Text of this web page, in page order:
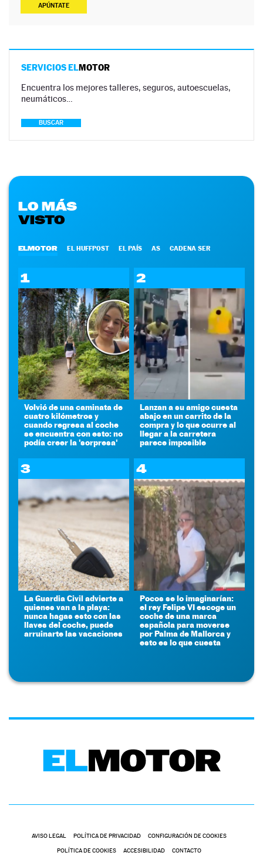
APÚNTATE
SERVICIOS ELMOTOR
Encuentra los mejores talleres, seguros, autoescuelas,
neumáticos…
BUSCAR
LO MÁS
VISTO
ELMOTOR EL HUFFPOST EL PAÍS AS CADENA SER
1
Volvió de una caminata de
cuatro kilómetros y
cuando regresa al coche
se encuentra con esto: no
podía creer la 'sorpresa'
2
Lanzan a su amigo cuesta
abajo en un carrito de la
compra y lo que ocurre al
llegar a la carretera
parece imposible
3
La Guardia Civil advierte a
quienes van a la playa:
nunca hagas esto con las
llaves del coche, puede
arruinarte las vacaciones
4
Pocos se lo imaginarían:
el rey Felipe VI escoge un
coche de una marca
española para moverse
por Palma de Mallorca y
esto es lo que cuesta
AVISO LEGAL POLÍTICA DE PRIVACIDAD CONFIGURACIÓN DE COOKIES
POLÍTICA DE COOKIES ACCESIBILIDAD CONTACTO